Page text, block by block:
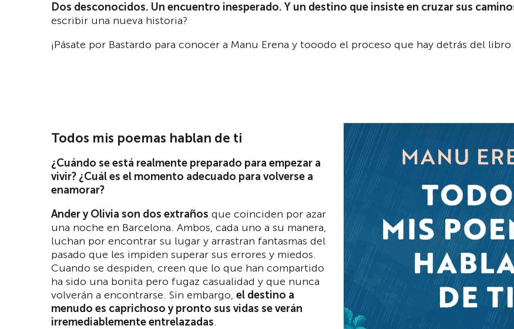
Dos desconocidos. Un encuentro inesperado. Y un destino que insiste en cruzar sus
escribir una nueva historia?
¡Pásate por Bastardo para conocer a Manu Erena y tooodo el proceso que hay detrás del
Todos mis poemas hablan de ti
¿Cuándo se está realmente preparado para empezar a
vivir? ¿Cuál es el momento adecuado para volverse a
enamorar?
Ander y Olivia son dos extraños que coinciden por azar
una noche en Barcelona. Ambos, cada uno a su manera,
luchan por encontrar su lugar y arrastran fantasmas del
pasado que les impiden superar sus errores y miedos.
Cuando se despiden, creen que lo que han compartido
ha sido una bonita pero fugaz casualidad y que nunca
volverán a encontrarse. Sin embargo, el destino a
menudo es caprichoso y pronto sus vidas se verán
irremediablemente entrelazadas.